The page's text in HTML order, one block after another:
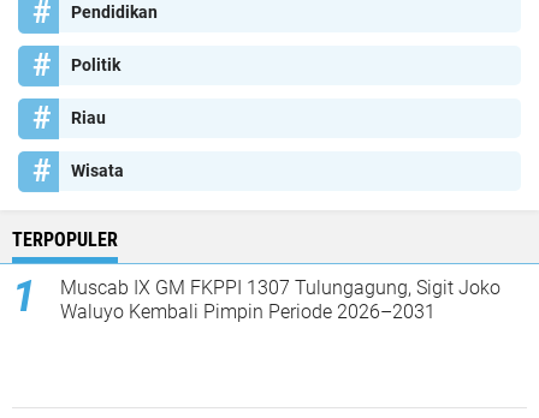
Pendidikan
Politik
Riau
Wisata
TERPOPULER
Muscab IX GM FKPPI 1307 Tulungagung, Sigit Joko
Waluyo Kembali Pimpin Periode 2026–2031